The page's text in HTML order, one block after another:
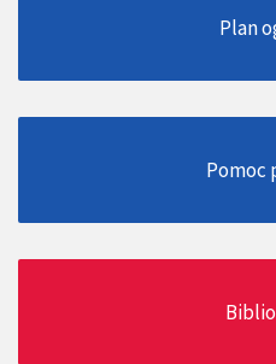
Plan
Pomoc